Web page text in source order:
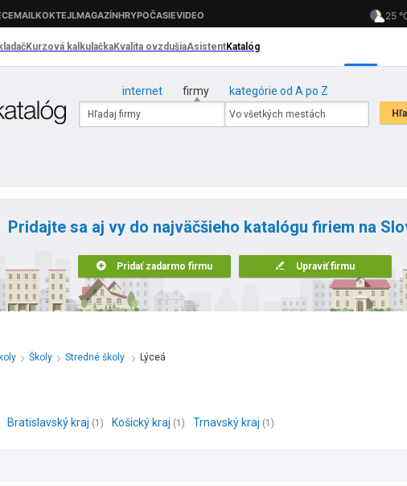
internet firmy kategórie od A po Z
Pridajte sa aj vy do najväčšieho katalógu firiem na
Pridať zadarmo firmu Upraviť firmu
Školy Stredné školy Lýceá
Bratislavský kraj (1) Košický kraj (1) Trnavský kraj (1)